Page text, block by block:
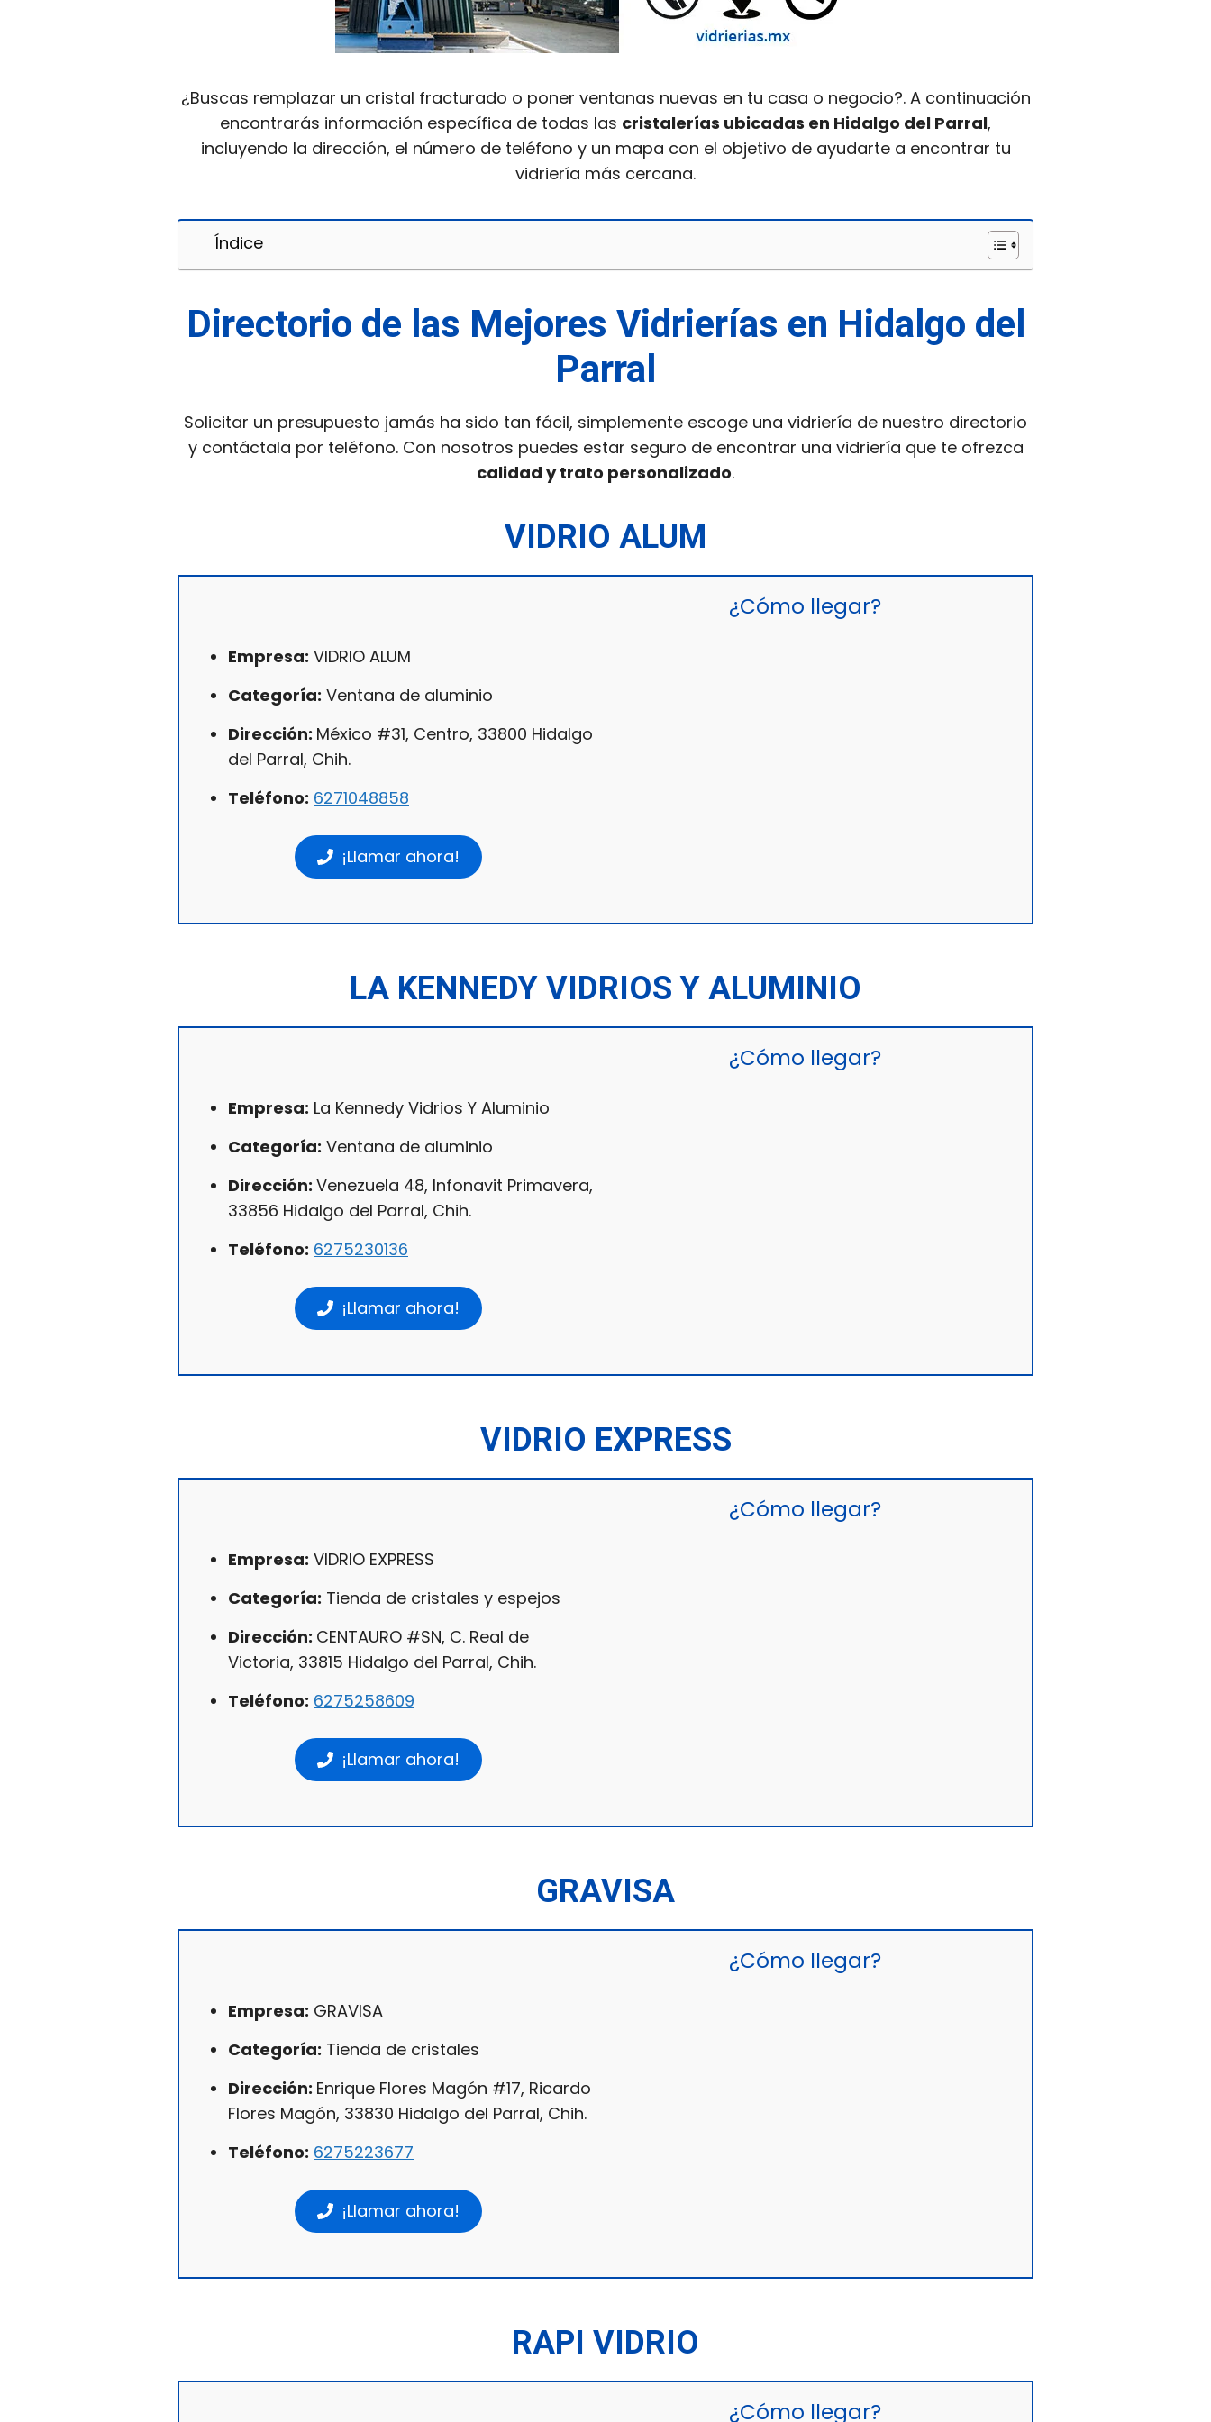
¿Buscas remplazar un cristal fracturado o poner ventanas nuevas en tu casa o negocio?. A continuación
encontrarás información específica de todas las cristalerías ubicadas en Hidalgo del Parral,
incluyendo la dirección, el número de teléfono y un mapa con el objetivo de ayudarte a encontrar tu
vidriería más cercana.
Índice
Directorio de las Mejores Vidrierías en Hidalgo del
Parral
Solicitar un presupuesto jamás ha sido tan fácil, simplemente escoge una vidriería de nuestro directorio
y contáctala por teléfono. Con nosotros puedes estar seguro de encontrar una vidriería que te ofrezca
calidad y trato personalizado.
VIDRIO ALUM
Empresa: VIDRIO ALUM
Categoría: Ventana de aluminio
Dirección: México #31, Centro, 33800 Hidalgo
del Parral, Chih.
Teléfono: 6271048858
¡Llamar ahora!
¿Cómo llegar?
LA KENNEDY VIDRIOS Y ALUMINIO
Empresa: La Kennedy Vidrios Y Aluminio
Categoría: Ventana de aluminio
Dirección: Venezuela 48, Infonavit Primavera,
33856 Hidalgo del Parral, Chih.
Teléfono: 6275230136
¡Llamar ahora!
¿Cómo llegar?
VIDRIO EXPRESS
Empresa: VIDRIO EXPRESS
Categoría: Tienda de cristales y espejos
Dirección: CENTAURO #SN, C. Real de
Victoria, 33815 Hidalgo del Parral, Chih.
Teléfono: 6275258609
¡Llamar ahora!
¿Cómo llegar?
GRAVISA
Empresa: GRAVISA
Categoría: Tienda de cristales
Dirección: Enrique Flores Magón #17, Ricardo
Flores Magón, 33830 Hidalgo del Parral, Chih.
Teléfono: 6275223677
¡Llamar ahora!
¿Cómo llegar?
RAPI VIDRIO
¿Cómo llegar?